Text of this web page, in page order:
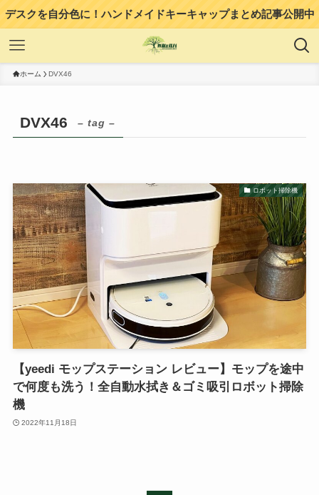
デスクを自分色に！ハンドメイドキーキャップまとめ記事公開中
ホーム DVX46
DVX46 – tag –
ロボット掃除機
【yeedi モップステーション レビュー】モップを途中
で何度も洗う！全自動水拭き＆ゴミ吸引ロボット掃除
機
2022年11月18日